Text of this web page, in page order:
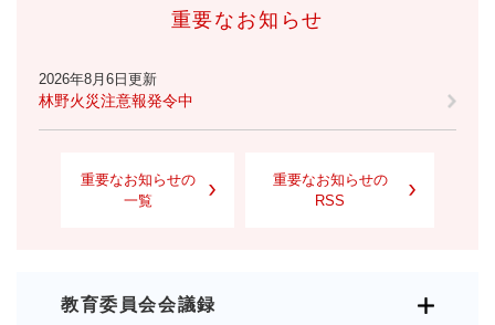
重要なお知らせ
2026年8月6日更新
林野火災注意報発令中
重要なお知らせの
一覧
重要なお知らせの
RSS
教育委員会会議録